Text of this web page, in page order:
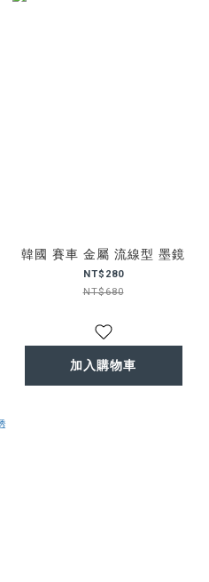
韓國 賽車 金屬 流線型 墨鏡
NT$280
NT$680
加入購物車